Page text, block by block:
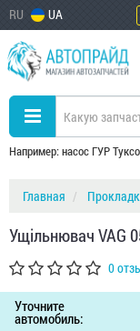
RU UA
Например: насос ГУР
Главная
Ущільнювач VAG
0
Уточните
автомобиль: